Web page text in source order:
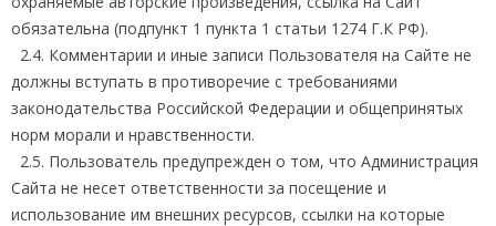
обязательна (подпункт 1 пункта 1 статьи 1274 Г.К РФ).
2.4. Комментарии и иные записи Пользователя на Сайте не
должны вступать в противоречие с требованиями
законодательства Российской Федерации и общепринятых
норм морали и нравственности.
2.5. Пользователь предупрежден о том, что Администрация
Сайта не несет ответственности за посещение и
использование им внешних ресурсов, ссылки на которые